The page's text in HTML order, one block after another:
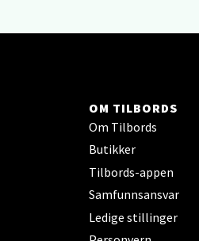
OM TILBORDS
Om Tilbords
Butikker
Tilbords-appen
Samfunnsansvar
Ledige stillinger
Ski